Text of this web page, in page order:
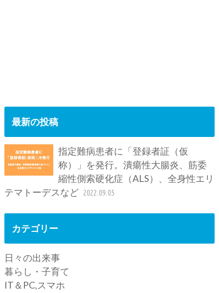
最新の投稿
指定難病患者に「登録者証（仮
称）」を発行。潰瘍性大腸炎、筋委
縮性側索硬化症（ALS）、全身性エリ
テマトーデスなど 2022.09.05
カテゴリー
日々の出来事
暮らし・子育て
IT＆PC,スマホ